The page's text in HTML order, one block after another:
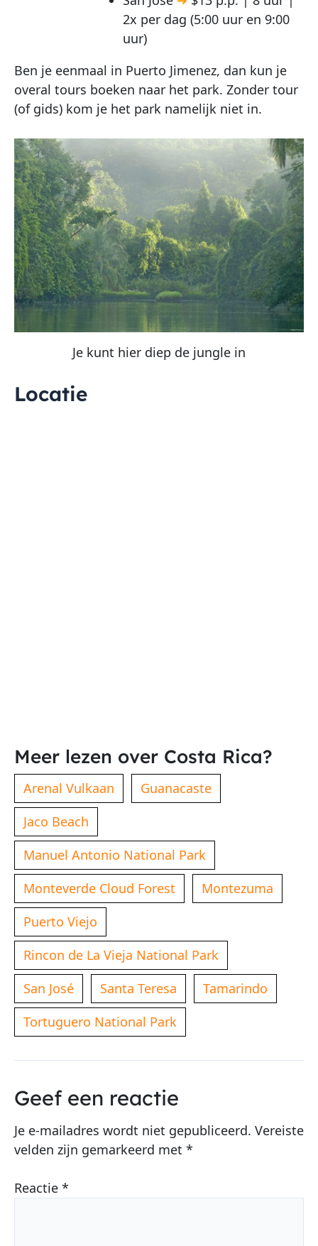
2x per dag (5:00 uur en 9:00
uur)
Ben je eenmaal in Puerto Jimenez, dan kun je
overal tours boeken naar het park. Zonder tour
(of gids) kom je het park namelijk niet in.
Je kunt hier diep de jungle in
Locatie
Meer lezen over Costa Rica?
Arenal Vulkaan
Guanacaste
Jaco Beach
Manuel Antonio National Park
Monteverde Cloud Forest
Montezuma
Puerto Viejo
Rincon de La Vieja National Park
San José
Santa Teresa
Tamarindo
Tortuguero National Park
Geef een reactie
Je e-mailadres wordt niet gepubliceerd. Vereiste
velden zijn gemarkeerd met *
Reactie *